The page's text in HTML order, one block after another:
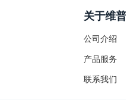
关于维普
公司介绍
产品服务
联系我们